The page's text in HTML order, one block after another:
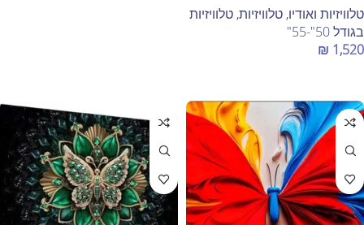
טלוויזיות ואודיו, טלוויזיות, טלוויזיות
בגודל 50"-55"
₪ 1,520